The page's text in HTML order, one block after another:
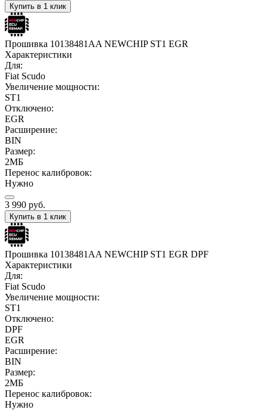
Купить в 1 клик
Прошивка 10138481AA NEWCHIP ST1 EGR
Характеристики
Для:
Fiat Scudo
Увеличение мощности:
ST1
Отключено:
EGR
Расширение:
BIN
Размер:
2МБ
Перенос калибровок:
Нужно
3 990 руб.
Купить в 1 клик
Прошивка 10138481AA NEWCHIP ST1 EGR DPF
Характеристики
Для:
Fiat Scudo
Увеличение мощности:
ST1
Отключено:
DPF
EGR
Расширение:
BIN
Размер:
2МБ
Перенос калибровок:
Нужно